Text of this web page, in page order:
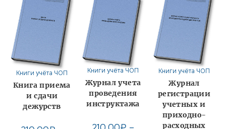
Книги учёта ЧОП
Книга приема
и сдачи
дежурств
Книги учёта ЧОП
Журнал учета
проведения
инструктажа
Книги учёта ЧОП
Журнал
регистрации
учетных и
приходно-
расходных